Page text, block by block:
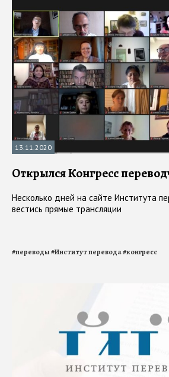
13.11.2020
Открылся Конгресс
Несколько дней на сайте Института
вестись прямые трансляции
#переводы#Институт перевода#конгресс